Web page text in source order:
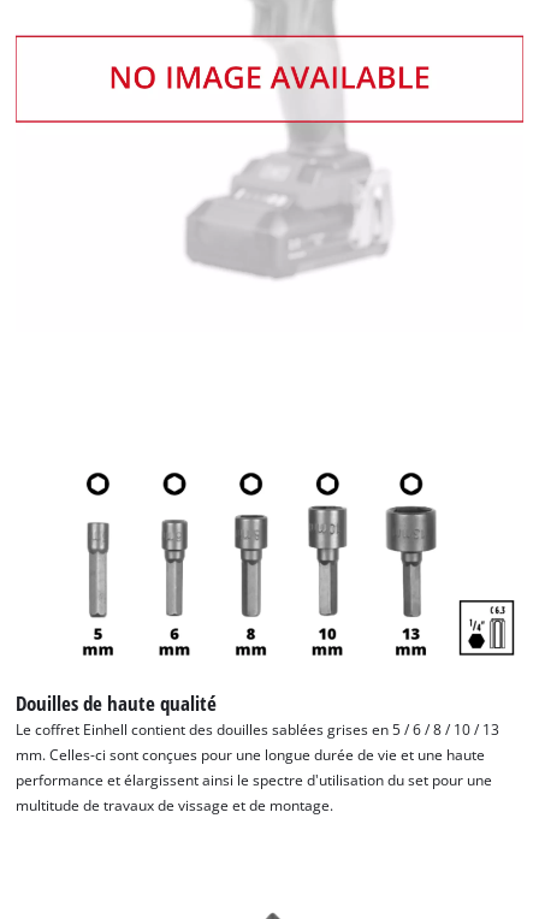
Douilles de haute qualité
Le coffret Einhell contient des douilles sablées grises en 5 / 6 / 8 / 10 / 13
mm. Celles-ci sont conçues pour une longue durée de vie et une haute
performance et élargissent ainsi le spectre d'utilisation du set pour une
multitude de travaux de vissage et de montage.